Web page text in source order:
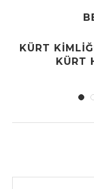
KÜRT
KÜRT